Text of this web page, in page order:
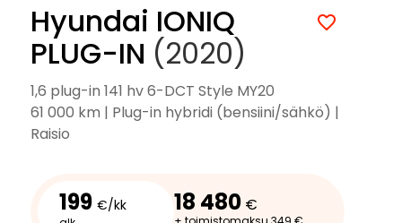
Hyundai IONIQ
PLUG-IN (2020)
1,6 plug-in 141 hv 6-DCT Style MY20
61 000 km | Plug-in hybridi (bensiini/sähkö) |
Raisio
199 €/kk 18 480 €